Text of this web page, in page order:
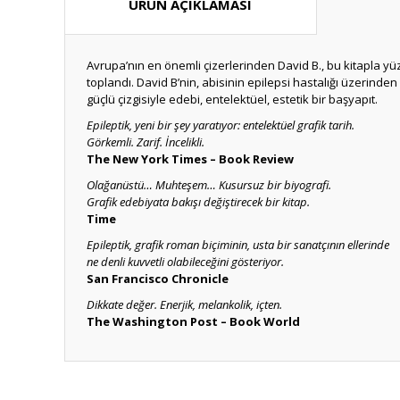
ÜRÜN AÇIKLAMASI
Avrupa’nın en önemli çizerlerinden David B., bu kitapla
toplandı. David B’nin, abisinin epilepsi hastalığı
güçlü çizgisiyle edebi, entelektüel, estetik bir başyapıt.
Epileptik, yeni bir şey yaratıyor: entelektüel grafik tarih.
Görkemli. Zarif. İncelikli.
The New York Times – Book Review
Olağanüstü… Muhteşem… Kusursuz bir biyografi.
Grafik edebiyata bakışı değiştirecek bir kitap.
Time
Epileptik, grafik roman biçiminin, usta bir sanatçının ellerinde
ne denli kuvvetli olabileceğini gösteriyor.
San Francisco Chronicle
Dikkate değer. Enerjik, melankolik, içten.
The Washington Post – Book World